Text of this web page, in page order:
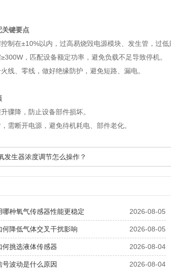
关键要点
制在±10%以内，过高易烧毁电源模块、发生管，过低
，匹配设备额定功率，避免负载不足导致停机。
线、零线，做好绝缘防护，避免短路、漏电。
骤降，防止设备部件损坏。
需断开电源，避免待机耗电、部件老化。
发生器浓度调节怎么操作？
2026-08-05
哪种氧气传感器性能更稳定
2026-08-05
何降低气体交叉干扰影响
2026-08-04
何挑选液体传感器
2026-08-04
号波动是什么原因